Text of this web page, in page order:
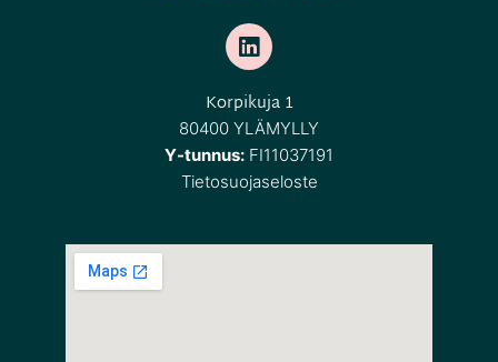
Korpikuja 1
80400 YLÄMYLLY
Y-tunnus: FI11037191
Tietosuojaseloste